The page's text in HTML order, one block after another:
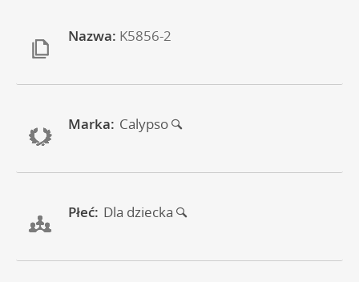
Nazwa: K5856-2
Marka: Calypso
Płeć: Dla dziecka